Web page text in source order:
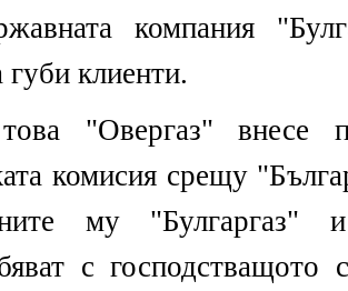
компания
губи клиенти.
"Овергаз" внесе
комисия срещу
му "Булгаргаз" и
с